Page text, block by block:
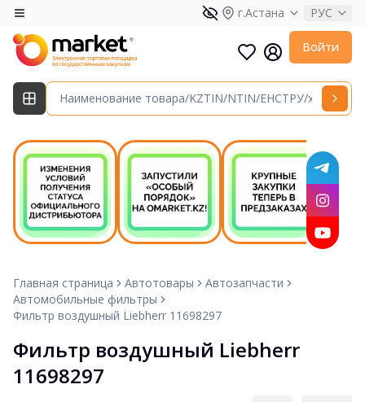
г.Астана РУС
Войти
Главная страница Автотовары
Автозапчасти
Автомобильные фильтры
Фильтр воздушный Liebherr 11698297
Фильтр воздушный Liebherr
11698297